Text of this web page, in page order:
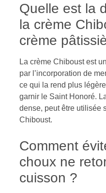
Quelle est la
la crème
crème
La crème Chiboust est
par l’incorporation de
ce qui la rend plus
garnir le Saint Honoré.
dense, peut être utilisée
Chiboust.
Comment
choux ne
cuisson ?